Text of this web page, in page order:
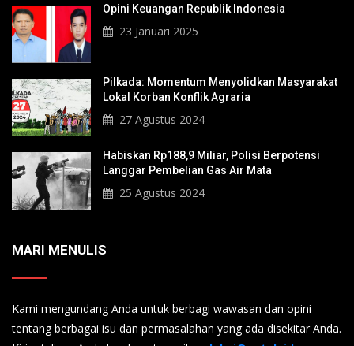
Opini Keuangan Republik Indonesia
23 Januari 2025
Pilkada: Momentum Menyolidkan Masyarakat
Lokal Korban Konflik Agraria
27 Agustus 2024
Habiskan Rp188,9 Miliar, Polisi Berpotensi
Langgar Pembelian Gas Air Mata
25 Agustus 2024
MARI MENULIS
Kami mengundang Anda untuk berbagi wawasan dan opini
tentang berbagai isu dan permasalahan yang ada disekitar Anda.